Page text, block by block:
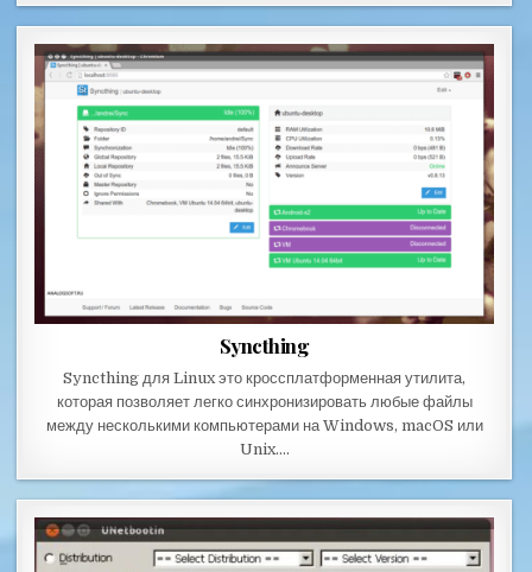
Syncthing
Syncthing для Linux это кроссплатформенная утилита,
которая позволяет легко синхронизировать любые файлы
между несколькими компьютерами на Windows, macOS или
Unix….